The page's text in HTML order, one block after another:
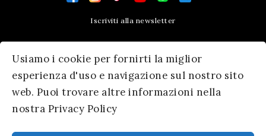
Usiamo i cookie per fornirti la miglior
esperienza d'uso e navigazione sul nostro sito
web. Puoi trovare altre informazioni nella
nostra Privacy Policy
Iscriviti alla newsletter
Contatti